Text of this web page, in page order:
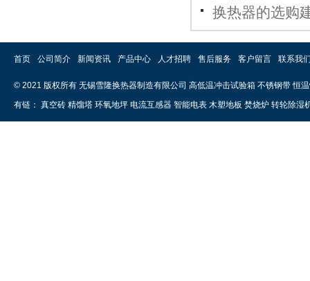
换热器的选购
首页 公司简介 新闻资讯 产品中心 人才招聘 售后服务 客户留言 联系我
© 2021 版权所有 无锡雪隆换热器制造有限公司 高低温冲击试验箱 不锈钢带 恒
有链： 真空砖 精馏塔 环氧地坪 电流互感器 智能电表 木塑地板 焚烧炉 转轮除湿